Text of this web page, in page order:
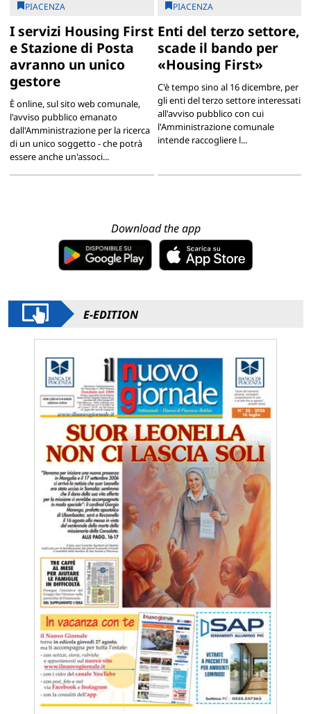
PIACENZA
I servizi Housing First
e Stazione di Posta
avranno un unico
gestore
È online, sul sito web comunale,
l'avviso pubblico emanato
dall'Amministrazione per la ricerca
di un unico soggetto - che potrà
essere anche un'associ...
PIACENZA
Enti del terzo settore,
scade il bando per
«Housing First»
C'è tempo sino al 16 dicembre, per
gli enti del terzo settore interessati
all'avviso pubblico con cui
l'Amministrazione comunale
intende raccogliere l...
Download the app
E-EDITION